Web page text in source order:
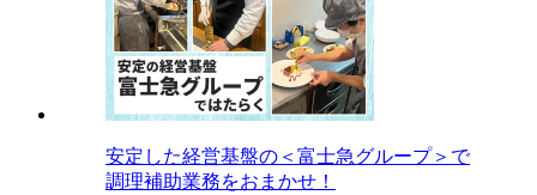
安定した経営基盤の＜富士急グループ＞で
調理補助業務をおまかせ！